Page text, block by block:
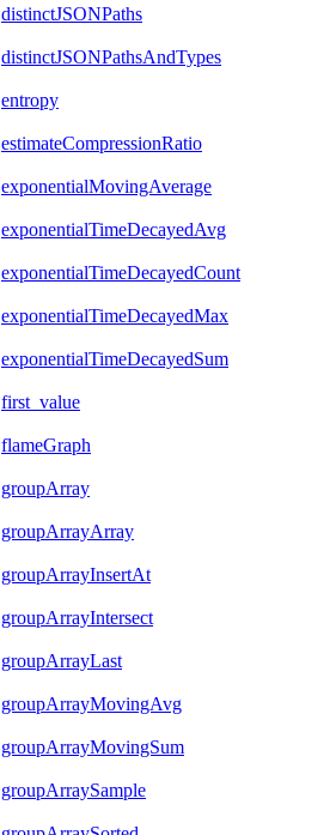
distinctJSONPaths
distinctJSONPathsAndTypes
entropy
estimateCompressionRatio
exponentialMovingAverage
exponentialTimeDecayedAvg
exponentialTimeDecayedCount
exponentialTimeDecayedMax
exponentialTimeDecayedSum
first_value
flameGraph
groupArray
groupArrayArray
groupArrayInsertAt
groupArrayIntersect
groupArrayLast
groupArrayMovingAvg
groupArrayMovingSum
groupArraySample